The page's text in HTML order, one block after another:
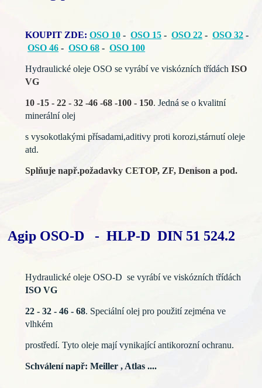
KOUPIT ZDE:OSO 10 -OSO 15 -OSO 22 -OSO 32 -
OSO 46 -OSO 68 -OSO 100
Hydraulické oleje OSO se vyrábí ve viskózních třídáchISO
VG
10 -15 - 22 - 32 -46 -68 -100 - 150. Jedná se o kvalitní
minerální olej
s vysokotlakými přísadami,aditivy proti korozi,stárnutí oleje
atd.
Splňuje např.požadavky CETOP, ZF, Denison a pod.
Agip OSO-D - HLP-D DIN 51 524.2
Hydraulické oleje OSO-D se vyrábí ve viskózních třídách
ISO VG
22 - 32 - 46 - 68. Speciální olej pro použití zejména ve
vlhkém
prostředí. Tyto oleje mají vynikající antikorozní ochranu.
Schválení např: Meiller , Atlas ....